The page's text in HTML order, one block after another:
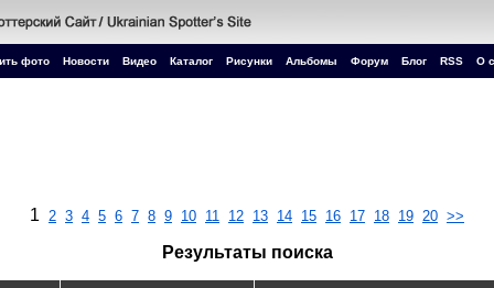
фото Новости Видео Каталог Рисунки Альбомы Форум Блог RSS О
1 2 3 4 5 6 7 8 9 10 11 12 13 14 15 16 17 18 19 20 >>
Результаты поиска